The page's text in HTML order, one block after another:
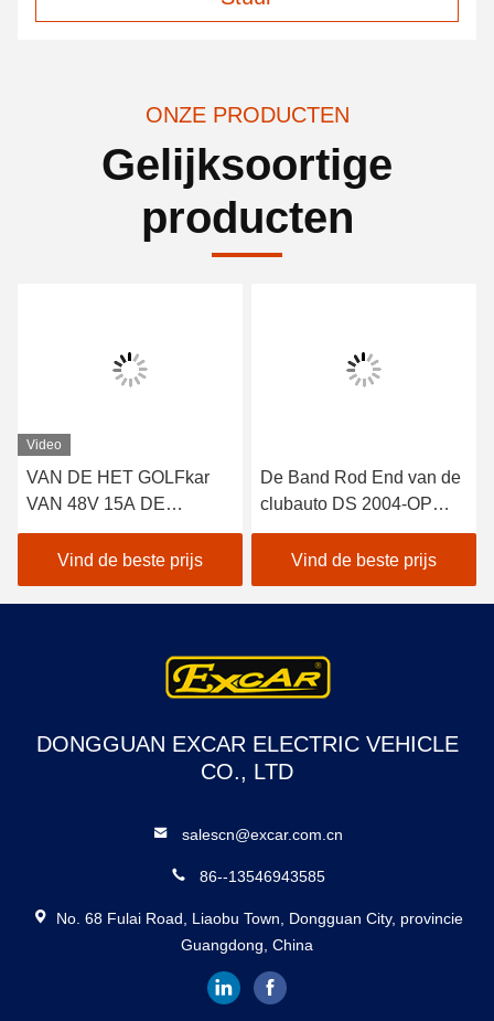
ONZE PRODUCTEN
Gelijksoortige
producten
Video
VAN DE HET GOLFkar
VAN 48V 15A DE
BATTERIJlader VOOR
DE V.S. DE BATTERIJEN
TROJAN KROON MET
FOUTEN VAN DE
YAMAHA DE LADER
VAN DE 48 VOLTbatterij
Vind de beste prijs
De Band Rod End van de
clubauto DS 2004-OP
Rechtse Draad 2pcs
102022601/102288301
Vind de beste prijs
DONGGUAN EXCAR ELECTRIC VEHICLE
CO., LTD
salescn@excar.com.cn
86--13546943585
No. 68 Fulai Road, Liaobu Town, Dongguan City, provincie
Guangdong, China